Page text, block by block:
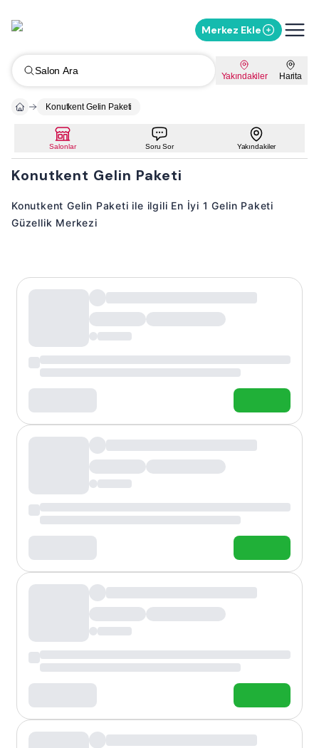
Merkez Ekle
Salon Ara Yakındakiler Harita
Konutkent Gelin Paketi
Salonlar Soru Sor Yakındakiler
Konutkent Gelin Paketi
Konutkent Gelin Paketi ile ilgili En İyi 1 Gelin Paketi
Güzellik Merkezi